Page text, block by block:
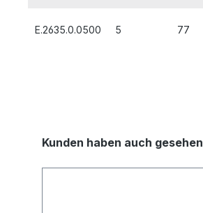
E.2635.0.0500 5 77
Kunden haben auch gesehen